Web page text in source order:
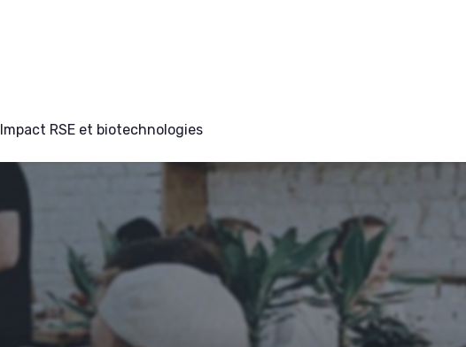
Impact RSE et biotechnologies